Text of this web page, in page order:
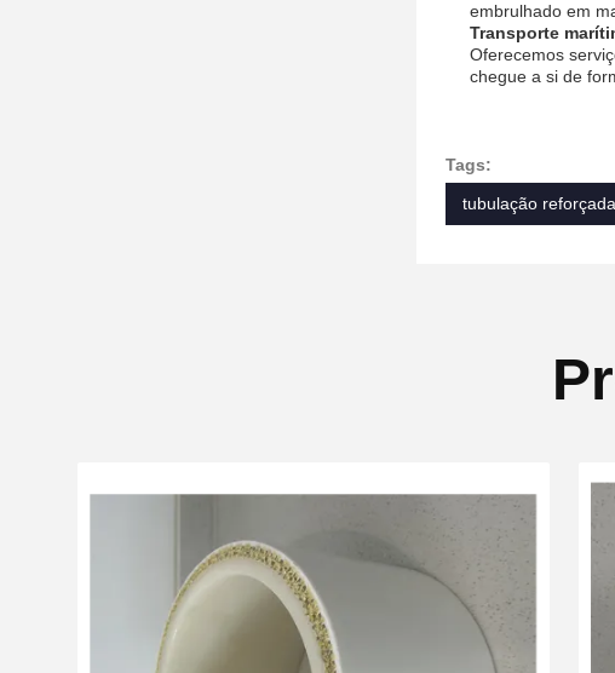
embrulhado em
Transporte
Oferecemos
chegue a si de
Tags:
tubulação